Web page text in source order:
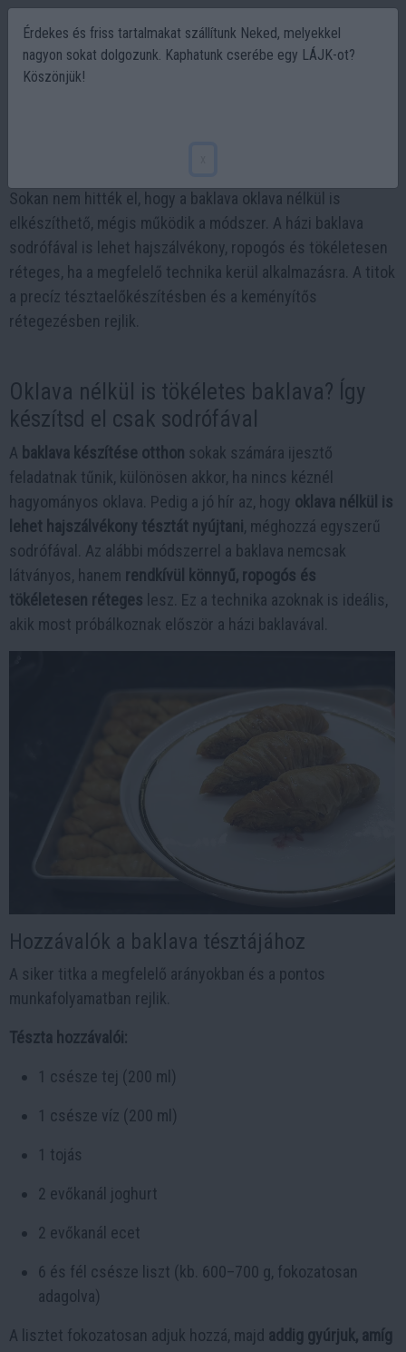
Sokan nem hitték el, hogy a baklava oklava nélkül is
elkészíthető, mégis működik a módszer. A házi baklava
sodrófával is lehet hajszálvékony, ropogós és tökéletesen
réteges, ha a megfelelő technika kerül alkalmazásra. A titok
a precíz tésztaelőkészítésben és a keményítős
rétegezésben rejlik.
Oklava nélkül is tökéletes baklava? Így
készítsd el csak sodrófával
A baklava készítése otthon sokak számára ijesztő
feladatnak tűnik, különösen akkor, ha nincs kéznél
hagyományos oklava. Pedig a jó hír az, hogy oklava nélkül is
lehet hajszálvékony tésztát nyújtani , méghozzá egyszerű
sodrófával. Az alábbi módszerrel a baklava nemcsak
látványos, hanem rendkívül könnyű, ropogós és
tökéletesen réteges lesz. Ez a technika azoknak is ideális,
akik most próbálkoznak először a házi baklavával.
Hozzávalók a baklava tésztájához
A siker titka a megfelelő arányokban és a pontos
munkafolyamatban rejlik.
Tészta hozzávalói:
1 csésze tej (200 ml)
1 csésze víz (200 ml)
1 tojás
2 evőkanál joghurt
2 evőkanál ecet
6 és fél csésze liszt (kb. 600–700 g, fokozatosan
adagolva)
A lisztet fokozatosan adjuk hozzá, majd addig gyúrjuk, amíg
Érdekes és friss tartalmakat szállítunk Neked, melyekkel
nagyon sokat dolgozunk. Kaphatunk cserébe egy LÁJK-ot?
Köszönjük!